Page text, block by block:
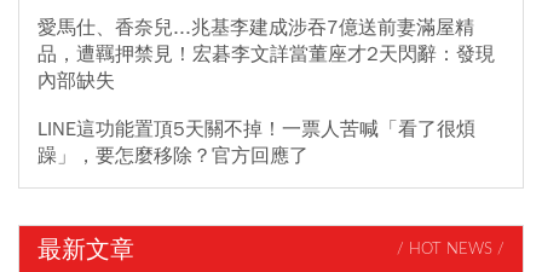
愛馬仕、香奈兒...兆基李建成涉吞7億送前妻滿屋精
品，遭羈押禁見！宏碁李文詳當董座才2天閃辭：發現
內部缺失
LINE這功能置頂5天關不掉！一票人苦喊「看了很煩
躁」，要怎麼移除？官方回應了
最新文章 / HOT NEWS /